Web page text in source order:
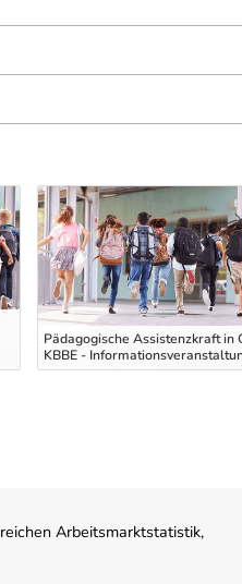
Pädagogische Assistenzkraft in
KBBE -
Arbeitsmarktstatistik,